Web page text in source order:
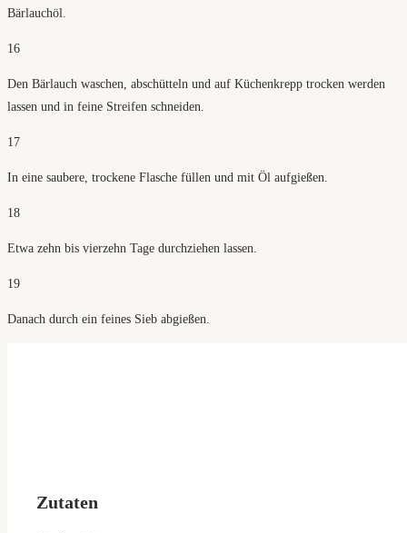
Bärlauchöl.
16
Den Bärlauch waschen, abschütteln und auf Küchenkrepp trocken werden
lassen und in feine Streifen schneiden.
17
In eine saubere, trockene Flasche füllen und mit Öl aufgießen.
18
Etwa zehn bis vierzehn Tage durchziehen lassen.
19
Danach durch ein feines Sieb abgießen.
Zutaten